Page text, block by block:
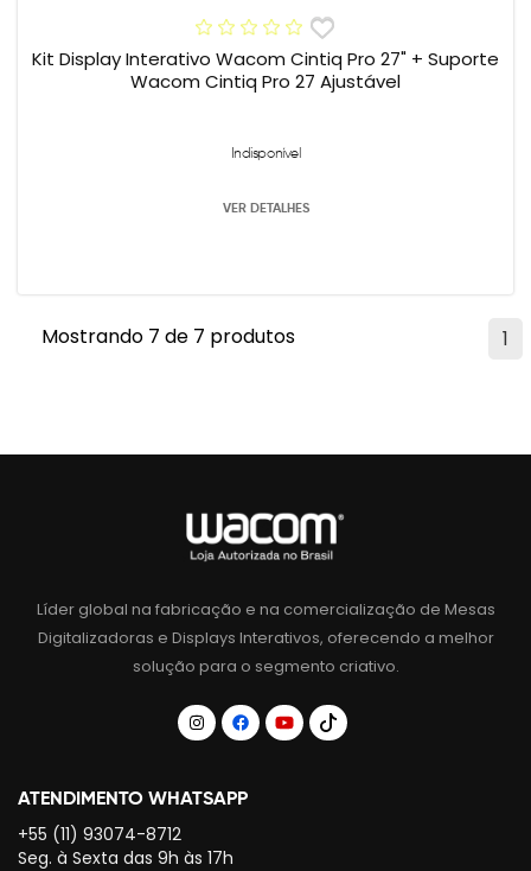
Kit Display Interativo Wacom Cintiq Pro 27" + Suporte
Wacom Cintiq Pro 27 Ajustável
Indisponível
VER DETALHES
1
Mostrando 7 de 7 produtos
Líder global na fabricação e na comercialização de Mesas
Digitalizadoras e Displays Interativos, oferecendo a melhor
solução para o segmento criativo.
ATENDIMENTO WHATSAPP
+55 (11) 93074-8712
Seg. à Sexta das 9h às 17h